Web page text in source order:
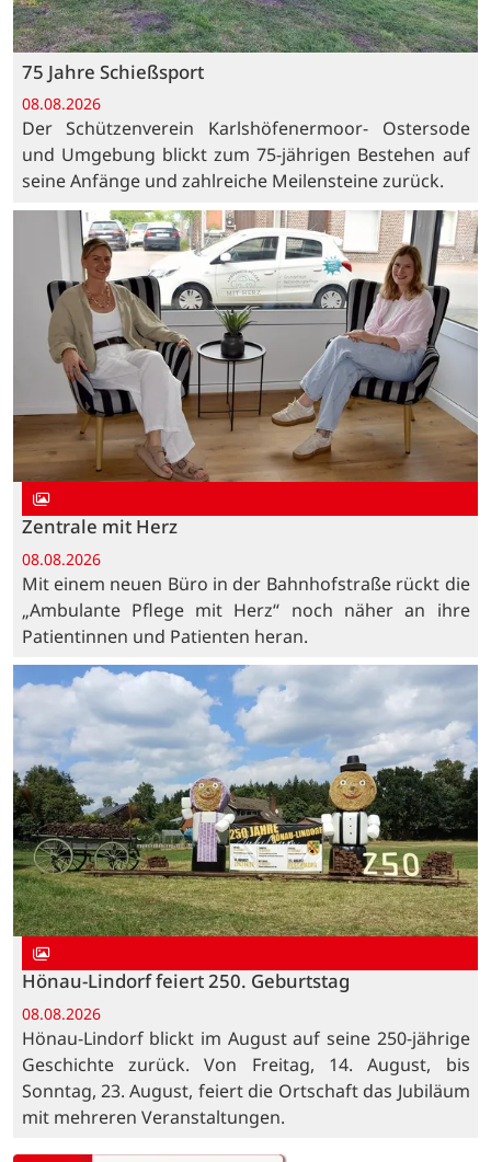
75 Jahre Schießsport
08.08.2026
Der Schützenverein Karlshöfenermoor- Ostersode
und Umgebung blickt zum 75-jährigen Bestehen auf
seine Anfänge und zahlreiche Meilensteine zurück.
Zentrale mit Herz
08.08.2026
Mit einem neuen Büro in der Bahnhofstraße rückt die
„Ambulante Pflege mit Herz“ noch näher an ihre
Patientinnen und Patienten heran.
Hönau-Lindorf feiert 250. Geburtstag
08.08.2026
Hönau-Lindorf blickt im August auf seine 250-jährige
Geschichte zurück. Von Freitag, 14. August, bis
Sonntag, 23. August, feiert die Ortschaft das Jubiläum
mit mehreren Veranstaltungen.